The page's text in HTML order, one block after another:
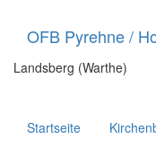
InhaltOFB Pyrehne /
Landsberg (Warthe)
navigation
Startseite